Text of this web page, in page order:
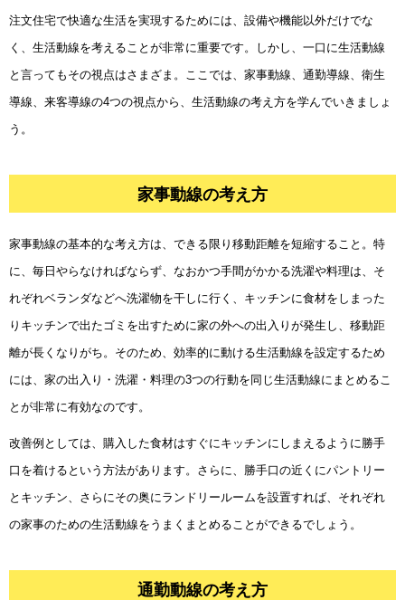
家事動線の考え方
通勤動線の考え方
注文住宅で快適な生活を実現するためには、設備や機能以外だけでな
く、生活動線を考えることが非常に重要です。しかし、一口に生活動線
と言ってもその視点はさまざま。ここでは、家事動線、通勤導線、衛生
導線、来客導線の4つの視点から、生活動線の考え方を学んでいきましょ
う。
家事動線の考え方
家事動線の基本的な考え方は、できる限り移動距離を短縮すること。特
に、毎日やらなければならず、なおかつ手間がかかる洗濯や料理は、そ
れぞれベランダなどへ洗濯物を干しに行く、キッチンに食材をしまった
りキッチンで出たゴミを出すために家の外への出入りが発生し、移動距
離が長くなりがち。そのため、効率的に動ける生活動線を設定するため
には、家の出入り・洗濯・料理の3つの行動を同じ生活動線にまとめるこ
とが非常に有効なのです。
改善例としては、購入した食材はすぐにキッチンにしまえるように勝手
口を着けるという方法があります。さらに、勝手口の近くにパントリー
とキッチン、さらにその奥にランドリールームを設置すれば、それぞれ
の家事のための生活動線をうまくまとめることができるでしょう。
通勤動線の考え方